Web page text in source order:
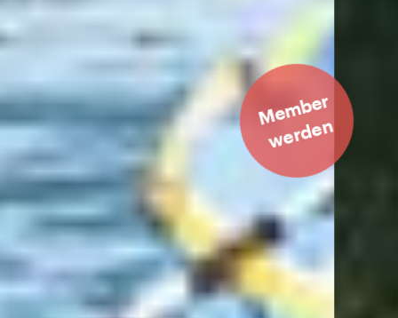
Member
werden